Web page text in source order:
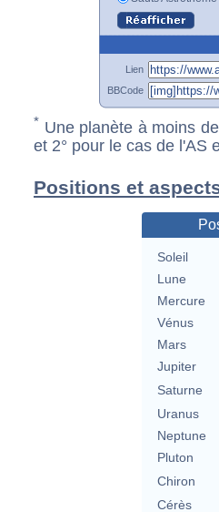
Lien
BBCode
* Une planète à moins
et 2° pour le cas de l'AS
Positions et
Soleil
Lune
Mercure
Vénus
Mars
Jupiter
Saturne
Uranus
Neptune
Pluton
Chiron
Cérès